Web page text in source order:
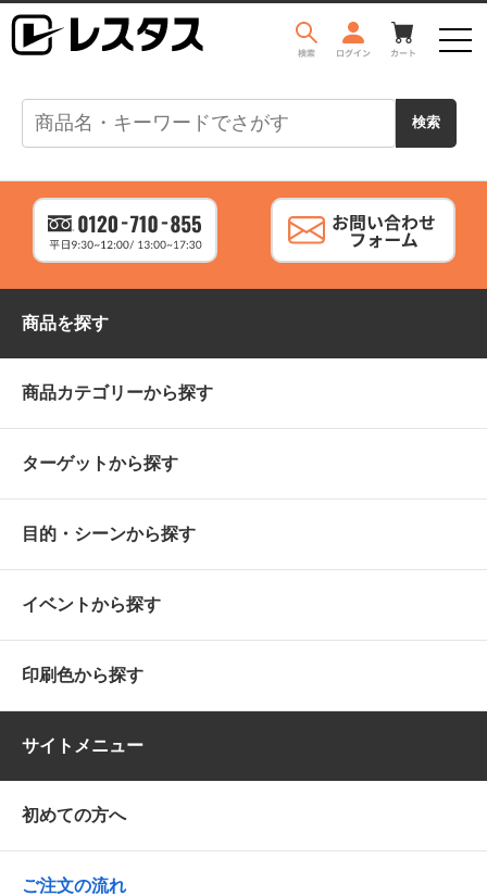
商品を探す
商品カテゴリーから探す
ターゲットから探す
目的・シーンから探す
イベントから探す
印刷色から探す
サイトメニュー
初めての方へ
ご注文の流れ